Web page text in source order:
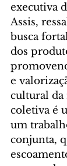
executiva
Assis,
busca
dos
e
cultural da
coletiva é
um
conjunta,